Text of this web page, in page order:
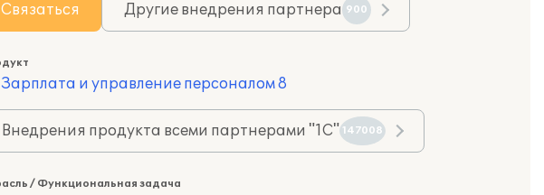
Связаться Другие внедрения партнера 900
и управление персоналом 8
Внедрения продукта всеми партнерами "1С" 147008
/ Функциональная задача